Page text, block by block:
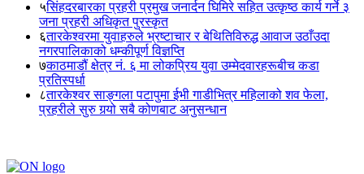
५सिंहदरबारका प्रहरी प्रमुख जनार्दन घिमिरे सहित उत्कृष्ठ कार्य गर्ने ३
जना प्रहरी अधिकृत पुरस्कृत
६तारकेश्वरमा युवाहरुले भ्रष्टाचार र बेथितिविरुद्ध आवाज उठाँउदा
नगरपालिकाको धम्कीपूर्ण विज्ञप्ति
७काठमाडौं क्षेत्र नं. ६ मा लोकप्रिय युवा उम्मेदवारहरूबीच कडा
प्रतिस्पर्धा
८तारकेश्वर साङ्गला पटापुमा ईभी गाडीभित्र महिलाको शव फेला,
प्रहरीले सुरु गर्‍यो सबै कोणबाट अनुसन्धान